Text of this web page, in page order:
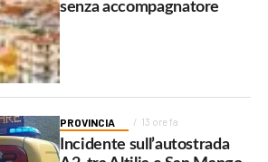
senza accompagnatore
PROVINCIA 13 ore fa
Incidente sull’autostrada